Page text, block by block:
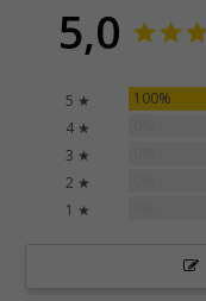
5,0
5 ★ 100%
4 ★
3 ★
2 ★
1 ★